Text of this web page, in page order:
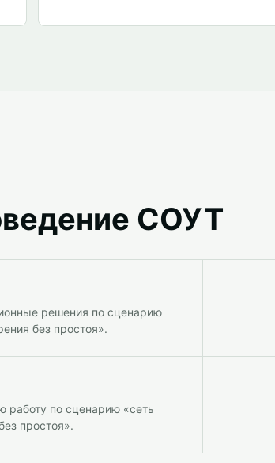
СОУТ
решения по сценарию
без простоя».
работу по сценарию «сеть
простоя».